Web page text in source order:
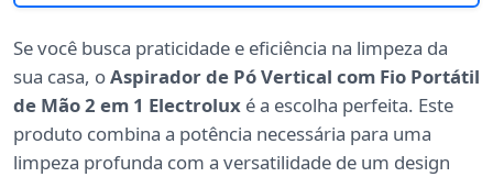
Se você busca praticidade e eficiência na limpeza da
sua casa, oAspirador de Pó Vertical com Fio Portátil
de Mão 2 em 1 Electrolux é a escolha perfeita. Este
produto combina a potência necessária para uma
limpeza profunda com a versatilidade de um design